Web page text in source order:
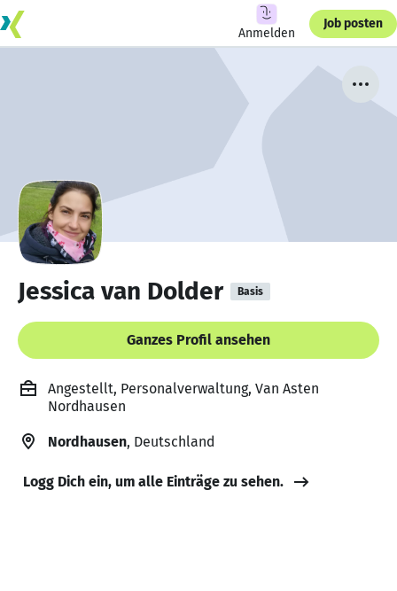
Anmelden
Job posten
Jessica van Dolder Basis
Ganzes Profil ansehen
Angestellt, Personalverwaltung, Van Asten
Nordhausen
Nordhausen, Deutschland
Logg Dich ein, um alle Einträge zu sehen.